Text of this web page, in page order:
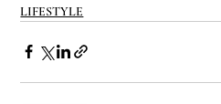
LIFESTYLE